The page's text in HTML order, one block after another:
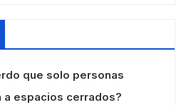
que solo personas
a espacios cerrados?